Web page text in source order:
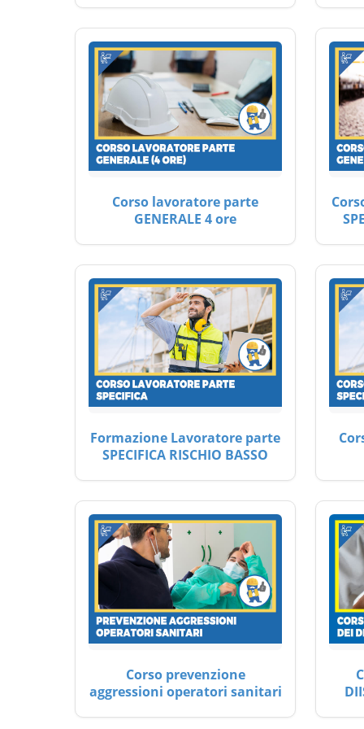
Corso lavoratore parte
GENERALE 4 ore
Formazione Lavoratore parte
SPECIFICA RISCHIO BASSO
Corso prevenzione
aggressioni operatori sanitari